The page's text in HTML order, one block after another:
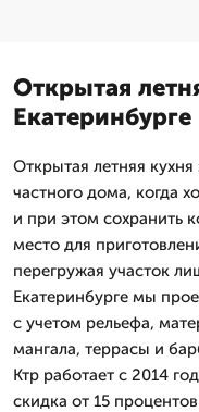
Открытая
Екатеринбурге
Открытая летняя
частного дома, когда
и при этом сохранить
место для
перегружая участок
Екатеринбурге мы
с учетом рельефа,
мангала, террасы и
Ктр работает с 2014
скидка от 15